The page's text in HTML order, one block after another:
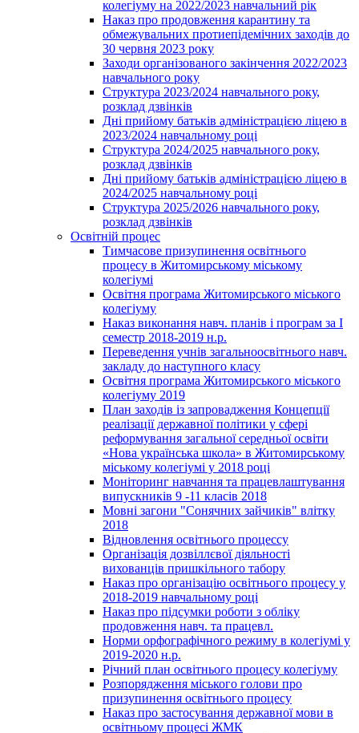
колегіуму на 2022/2023 навчальний рік
Наказ про продовження карантину та
обмежувальних протиепідемічних заходів до
30 червня 2023 року
Заходи організованого закінчення 2022/2023
навчального року
Структура 2023/2024 навчального року,
розклад дзвінків
Дні прийому батьків адміністрацією ліцею в
2023/2024 навчальному році
Структура 2024/2025 навчального року,
розклад дзвінків
Дні прийому батьків адміністрацією ліцею в
2024/2025 навчальному році
Структура 2025/2026 навчального року,
розклад дзвінків
Освітній процес
Тимчасове призупинення освітнього
процесу в Житомирському міському
колегіумі
Освітня програма Житомирського міського
колегіуму
Наказ виконання навч. планів і програм за І
семестр 2018-2019 н.р.
Переведення учнів загальноосвітнього навч.
закладу до наступного класу
Освітня програма Житомирського міського
колегіуму 2019
План заходів із запровадження Концепції
реалізації державної політики у сфері
реформування загальної середньої освіти
«Нова українська школа» в Житомирському
міському колегіумі у 2018 році
Моніторинг навчання та працевлаштування
випускників 9 -11 класів 2018
Мовні загони "Сонячних зайчиків" влітку
2018
Відновлення освітнього процессу
Організація дозвіллєвої діяльності
вихованців пришкільного табору
Наказ про організацію освітнього процесу у
2018-2019 навчальному році
Наказ про підсумки роботи з обліку
продовження навч. та працевл.
Норми орфографічного режиму в колегіумі у
2019-2020 н.р.
Річний план освітнього процесу колегіуму
Розпорядження міського голови про
призупинення освітнього процесу
Наказ про застосування державної мови в
освітньому процесі ЖМК